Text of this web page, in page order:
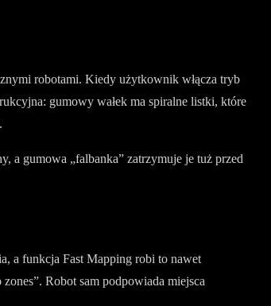
robotami. Kiedy użytkownik włącza tryb
gumowy wałek ma spiralne listki, które
a gumowa „falbanka” zatrzymuje je tuż przed
a funkcja Fast Mapping robi to nawet
Robot sam podpowiada miejsca